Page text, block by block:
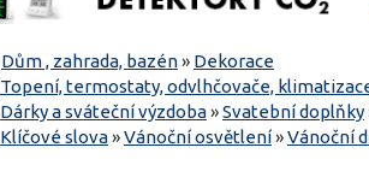
Dům , zahrada, bazén» Dekorace
Topení, termostaty, odvlhčovače,
Dárky a sváteční výzdoba»Svatební doplňky
Klíčové slova»Vánoční osvětlení»Vánoční